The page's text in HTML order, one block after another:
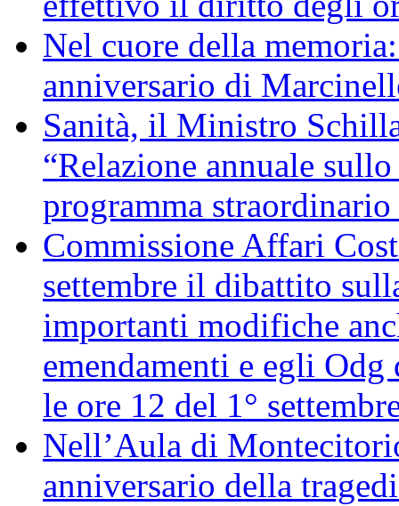
Nel cuore della
anniversario di
Sanità, il Ministro
“Relazione annuale
programma
Commissione Affari
settembre il dibattito
importanti modifiche
emendamenti e egli Odg
le ore 12 del 1°
Nell’Aula di
anniversario della